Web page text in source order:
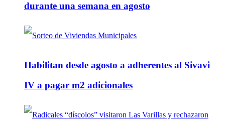
durante una semana en agosto
Habilitan desde agosto a adherentes al Sivavi
IV a pagar m2 adicionales